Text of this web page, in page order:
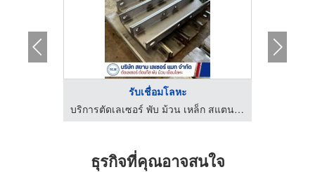
รับเชื่อมโลหะ
บริการตัดเลเซอร์ พับ ม้วน เหล็ก สแตนเลส - สยาม เลเซอร์ แมท
ธุรกิจที่คุณอาจสนใจ